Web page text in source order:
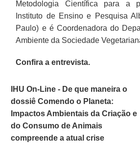
Metodologia Científica para a
Instituto de Ensino e Pesquisa
Paulo) e é Coordenadora do
Ambiente da Sociedade
Confira a entrevista.
IHU On-Line - De que maneira o
dossiê Comendo o Planeta:
Impactos Ambientais da Criação e
do Consumo de Animais
compreende a atual crise